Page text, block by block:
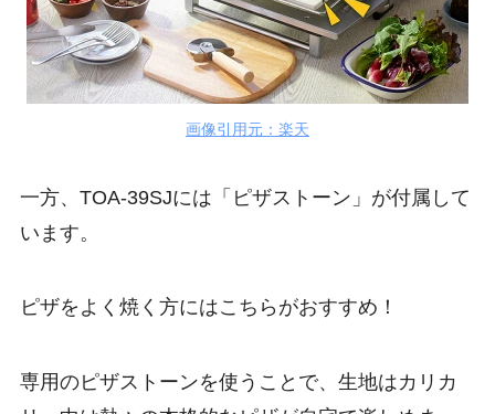
画像引用元：楽天
一方、TOA-39SJには「ピザストーン」が付属して
います。
ピザをよく焼く方にはこちらがおすすめ！
専用のピザストーンを使うことで、生地はカリカ